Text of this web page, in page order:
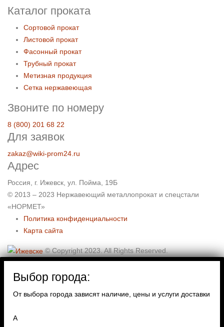
Каталог проката
Сортовой прокат
Листовой прокат
Фасонный прокат
Трубный прокат
Метизная продукция
Сетка нержавеющая
Звоните по номеру
8 (800) 201 68 22
Для заявок
zakaz@wiki-prom24.ru
Адрес
Россия, г. Ижевск, ул. Пойма, 19Б
© 2013 – 2023 Нержавеющий металлопрокат и спецстали
«НОРМЕТ»
Политика конфиденциальности
Карта сайта
© Copyright 2023. All Rights Reserved.
Выбор города:
От выбора города зависят наличие, цены и услуги доставки
А